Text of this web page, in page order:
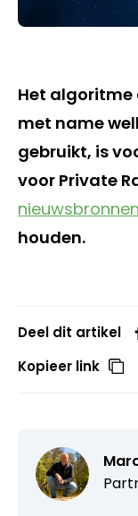
Het algoritme
met name
gebruikt, is
voor Private
nieuwsbronnen
houden.
Deel dit artikel
Kopieer link